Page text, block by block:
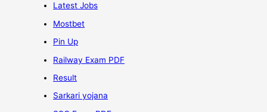
Latest Jobs
Mostbet
Pin Up
Railway Exam PDF
Result
Sarkari yojana